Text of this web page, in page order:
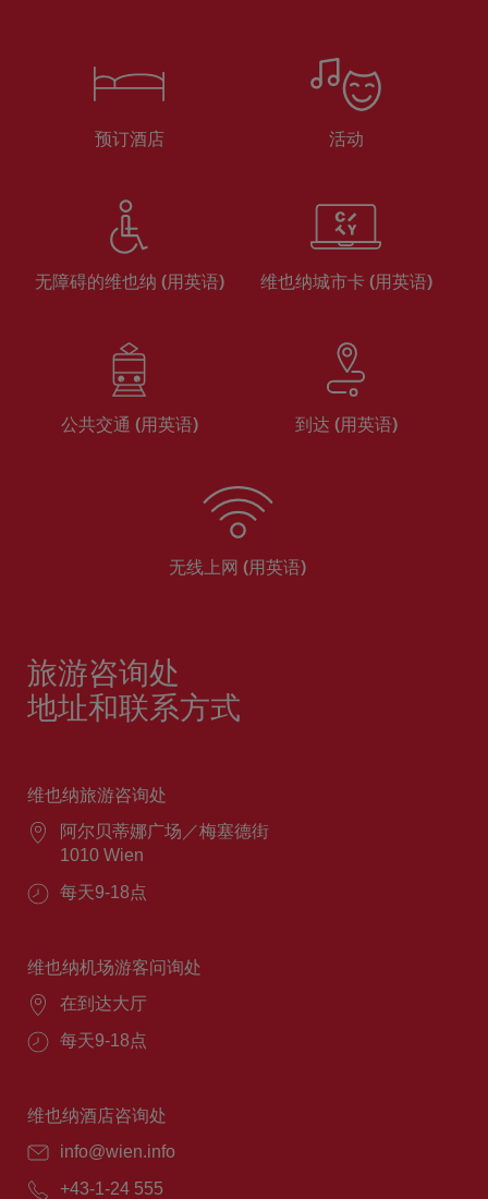
预订酒店 活动
无障碍的维也纳 (用英语) 维也纳城市卡 (用英语)
公共交通 (用英语) 到达 (用英语)
无线上网 (用英语)
旅游咨询处
地址和联系方式
维也纳旅游咨询处
阿尔贝蒂娜广场／梅塞德街
1010 Wien
每天9-18点
维也纳机场游客问询处
在到达大厅
每天9-18点
维也纳酒店咨询处
info@wien.info
+43-1-24 555